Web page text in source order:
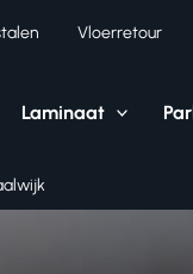
Vloerretour
Laminaat